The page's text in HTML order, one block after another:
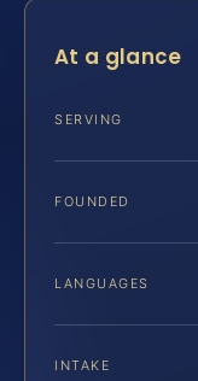
At a glance
SERVING
FOUNDED
LANGUAGES
INTAKE